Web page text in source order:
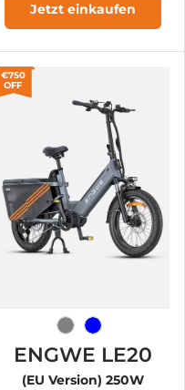
Jetzt einkaufen
€750
OFF
GrauBlau
ENGWE LE20
(EU Version) 250W